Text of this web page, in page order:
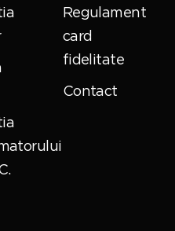
Regulament
card
fidelitate
Contact